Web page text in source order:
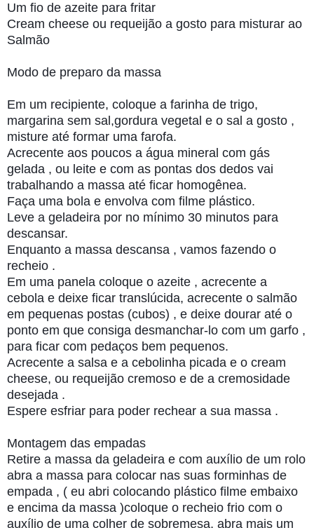
Um fio de azeite para fritar
Cream cheese ou requeijão a gosto para misturar ao
Salmão
Modo de preparo da massa
Em um recipiente, coloque a farinha de trigo,
margarina sem sal,gordura vegetal e o sal a gosto ,
misture até formar uma farofa.
Acrecente aos poucos a água mineral com gás
gelada , ou leite e com as pontas dos dedos vai
trabalhando a massa até ficar homogênea.
Faça uma bola e envolva com filme plástico.
Leve a geladeira por no mínimo 30 minutos para
descansar.
Enquanto a massa descansa , vamos fazendo o
recheio .
Em uma panela coloque o azeite , acrecente a
cebola e deixe ficar translúcida, acrecente o salmão
em pequenas postas (cubos) , e deixe dourar até o
ponto em que consiga desmanchar-lo com um garfo ,
para ficar com pedaços bem pequenos.
Acrecente a salsa e a cebolinha picada e o cream
cheese, ou requeijão cremoso e de a cremosidade
desejada .
Espere esfriar para poder rechear a sua massa .
Montagem das empadas
Retire a massa da geladeira e com auxílio de um rolo
abra a massa para colocar nas suas forminhas de
empada , ( eu abri colocando plástico filme embaixo
e encima da massa )coloque o recheio frio com o
auxílio de uma colher de sobremesa, abra mais um